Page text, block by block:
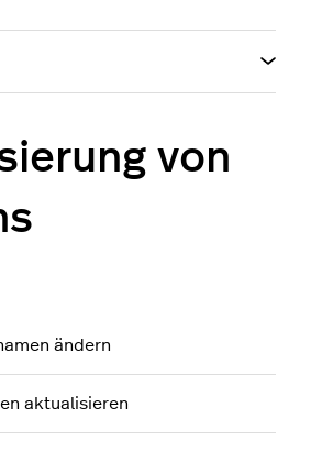
von
ändern
aktualisieren